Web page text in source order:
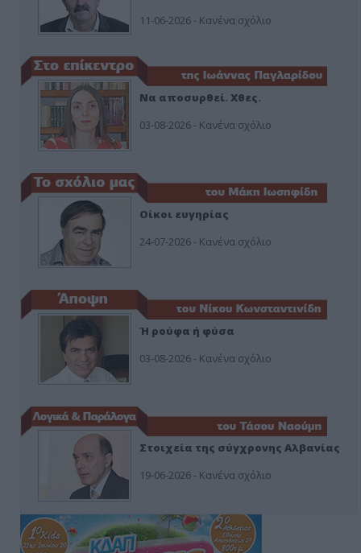
11-06-2026 - Κανένα σχόλιο
Να αποσυρθεί. Χθες.
03-08-2026 - Κανένα σχόλιο
Οίκοι ευγηρίας
24-07-2026 - Κανένα σχόλιο
Ή ρούφα ή φύσα
03-08-2026 - Κανένα σχόλιο
Στοιχεία της σύγχρονης Αλβανίας
19-06-2026 - Κανένα σχόλιο